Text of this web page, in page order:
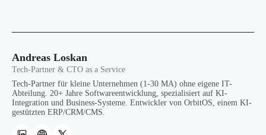
Andreas Loskan
Tech-Partner & CTO as a Service
Tech-Partner für kleine Unternehmen (1-30 MA) ohne eigene IT-
Abteilung. 20+ Jahre Softwareentwicklung, spezialisiert auf KI-
Integration und Business-Systeme. Entwickler von OrbitOS, einem KI-
gestützten ERP/CRM/CMS.